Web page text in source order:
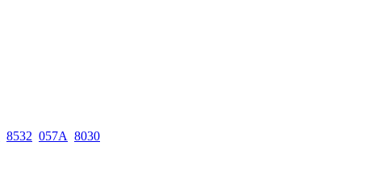
8532 057A 8030